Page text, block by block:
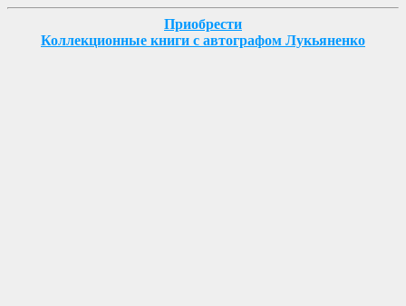
Приобрести
Коллекционные книги с автографом Лукьяненко